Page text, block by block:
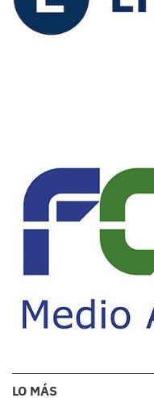
LO MÁS